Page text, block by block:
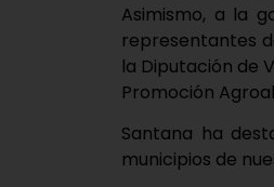
Asimismo, a la
representantes
la Diputación de
Promoción
Santana ha
municipios de